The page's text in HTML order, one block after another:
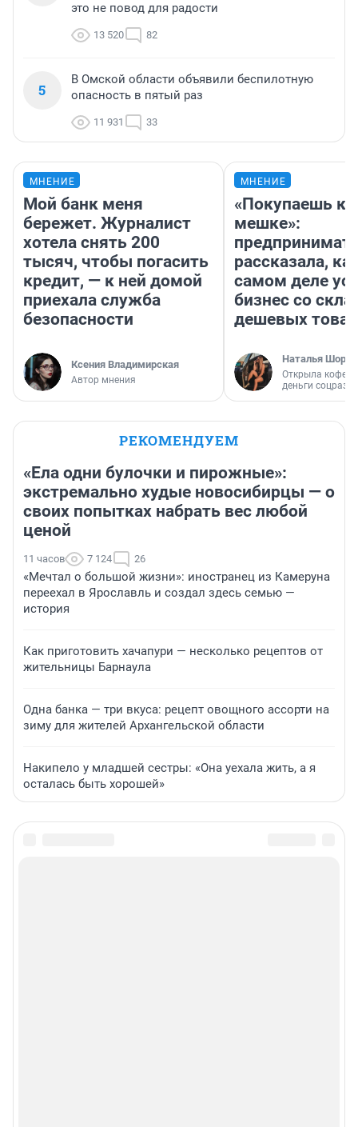
это не повод для радости
13 520 82
5
В Омской области объявили беспилотную
опасность в пятый раз
11 931 33
МНЕНИЕ
Мой банк меня
бережет. Журналист
хотела снять 200
тысяч, чтобы погасить
кредит, — к ней домой
приехала служба
безопасности
Ксения Владимирская
Автор мнения
МНЕНИЕ
«Покупаешь
мешке»:
рассказала,
самом деле
бизнес со
дешевых
Наталья
Открыла
деньги
РЕКОМЕНДУЕМ
«Ела одни булочки и пирожные»:
экстремально худые новосибирцы — о
своих попытках набрать вес любой
ценой
11 часов 7 124 26
«Мечтал о большой жизни»: иностранец из Камеруна
переехал в Ярославль и создал здесь семью —
история
Как приготовить хачапури — несколько рецептов от
жительницы Барнаула
Одна банка — три вкуса: рецепт овощного ассорти на
зиму для жителей Архангельской области
Накипело у младшей сестры: «Она уехала жить, а я
осталась быть хорошей»